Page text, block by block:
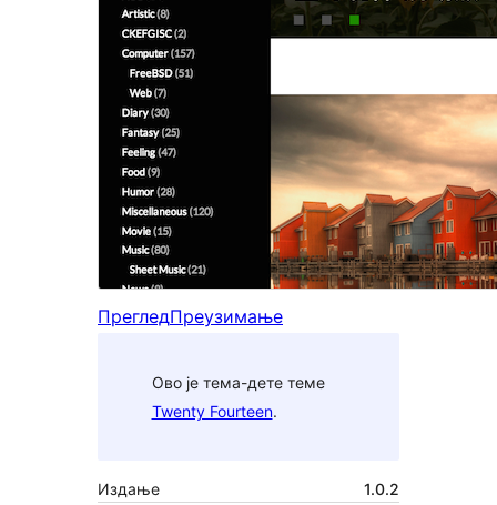
ПрегледПреузимање
Ово је тема-дете теме
Twenty Fourteen.
Издање
1.0.2